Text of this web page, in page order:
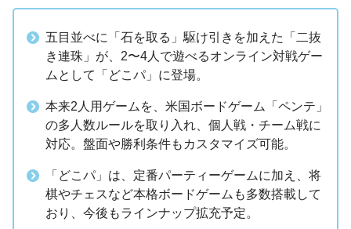
五目並べに「石を取る」駆け引きを加えた「二抜
き連珠」が、2〜4人で遊べるオンライン対戦ゲー
ムとして「どこパ」に登場。
本来2人用ゲームを、米国ボードゲーム「ペンテ」
の多人数ルールを取り入れ、個人戦・チーム戦に
対応。盤面や勝利条件もカスタマイズ可能。
「どこパ」は、定番パーティーゲームに加え、将
棋やチェスなど本格ボードゲームも多数搭載して
おり、今後もラインナップ拡充予定。